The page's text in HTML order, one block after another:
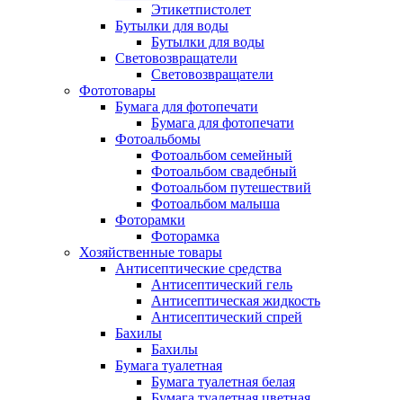
Этикетпистолет
Бутылки для воды
Бутылки для воды
Световозвращатели
Световозвращатели
Фототовары
Бумага для фотопечати
Бумага для фотопечати
Фотоальбомы
Фотоальбом семейный
Фотоальбом свадебный
Фотоальбом путешествий
Фотоальбом малыша
Фоторамки
Фоторамка
Хозяйственные товары
Антисептические средства
Антисептический гель
Антисептическая жидкость
Антисептический спрей
Бахилы
Бахилы
Бумага туалетная
Бумага туалетная белая